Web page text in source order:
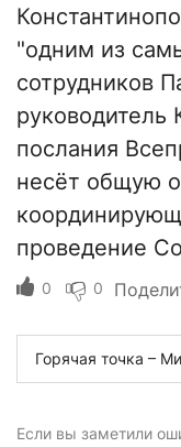
"одним из
сотрудников
руководитель
послания
несёт общую
проведение
0 0
Горячая точка –
Если вы заметили